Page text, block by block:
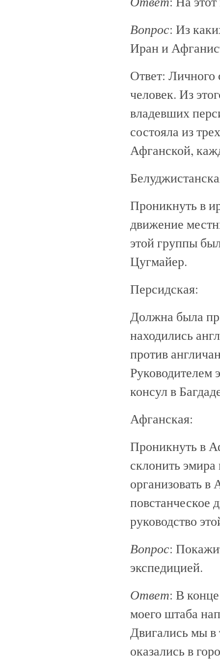
Вопрос: Из
Иран и
Ответ: Личного
человек. Из
владевших
состояла из
Афганской,
Проникнуть в
движение
этой группы
Цугмайер.
Персидская:
Должна была
находились
против
Руководителем
консул в
Афганская:
Проникнуть в
склонить
организовать
повстанческое
руководство
Вопрос:
экспедицией.
Ответ: В
моего штаба
Двигались мы в
оказались в